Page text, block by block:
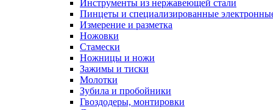
Инструменты из нержавеющей стали
Пинцеты и специализированные
Измерение и разметка
Ножовки
Стамески
Ножницы и ножи
Зажимы и тиски
Молотки
Зубила и пробойники
Гвоздодеры, монтировки